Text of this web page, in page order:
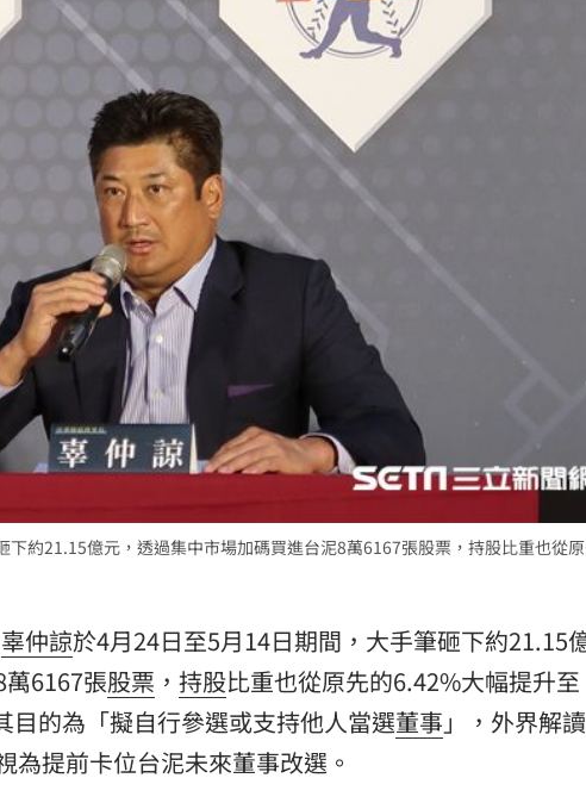
灣隊 16:06
買
成形 12:00
」氣 12:00
場！
熱潮 10:00
約21.15億元，透過集中市場加碼買進台泥8萬6167張股票，持股比重也從
辜仲諒於4月24日至5月14日期間，大手筆砸下約21.15
6167張股票 ， 持股比重也從原先的6.42%大幅提升至
的為「擬自行參選或支持他人當選董事 」，外界解
為提前卡位台泥未來董事改選。